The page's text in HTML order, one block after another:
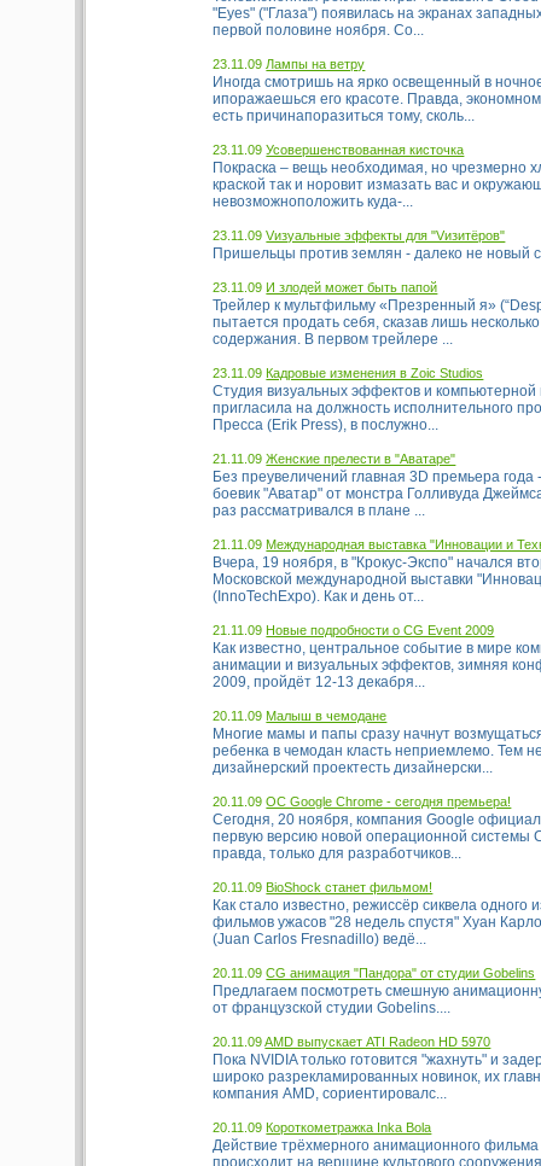
"Eyes" ("Глаза") появилась на экранах
первой половине ноября. Со...
23.11.09 Лампы на ветру
Иногда смотришь на ярко освещенный в
ипоражаешься его красоте. Правда,
есть причинапоразиться тому, сколь...
23.11.09Усовершенствованная кисточка
Покраска – вещь необходимая, но чрезмерно
краской так и норовит измазать вас и
невозможноположить куда-...
23.11.09Vизуальные эффекты для "Vизитёров"
Пришельцы против землян - далеко не новый
23.11.09И злодей может быть папой
Трейлер к мультфильму «Презренный я»
пытается продать себя, сказав лишь
содержания. В первом трейлере ...
23.11.09Кадровые изменения в Zoic Studios
Студия визуальных эффектов и компьютерной
пригласила на должность исполнительного
Пресса (Erik Press), в послужно...
21.11.09Женские прелести в "Аватаре"
Без преувеличений главная 3D премьера года
боевик "Аватар" от монстра Голливуда
раз рассматривался в плане ...
21.11.09Международная выставка "Инновации и
Вчера, 19 ноября, в "Крокус-Экспо" начался
Московской международной выставки
(InnoTechExpo). Как и день от...
21.11.09Новые подробности о CG Event 2009
Как известно, центральное событие в мире
анимации и визуальных эффектов, зимняя
2009, пройдёт 12-13 декабря...
20.11.09Малыш в чемодане
Многие мамы и папы сразу начнут
ребенка в чемодан класть неприемлемо. Тем
дизайнерский проектесть дизайнерски...
20.11.09ОС Google Chrome - cегодня премьера!
Сегодня, 20 ноября, компания Google
первую версию новой операционной системы
правда, только для разработчиков...
20.11.09BioShock станет фильмом!
Как стало известно, режиссёр сиквела
фильмов ужасов "28 недель спустя" Хуан
(Juan Carlos Fresnadillo) ведё...
20.11.09CG анимация "Пандора" от студии Gobelins
Предлагаем посмотреть смешную
от французской студии Gobelins....
20.11.09AMD выпускает ATI Radeon HD 5970
Пока NVIDIA только готовится "жахнуть" и
широко разрекламированных новинок, их
компания AMD, сориентировалс...
20.11.09Короткометражка Inka Bola
Действие трёхмерного анимационного
происходит на вершине культового